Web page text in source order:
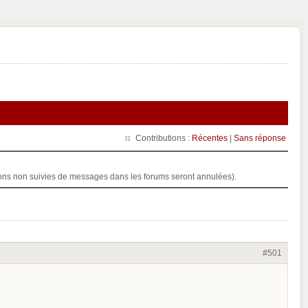
Contributions : Récentes | Sans réponse
non suivies de messages dans les forums seront annulées).
#501